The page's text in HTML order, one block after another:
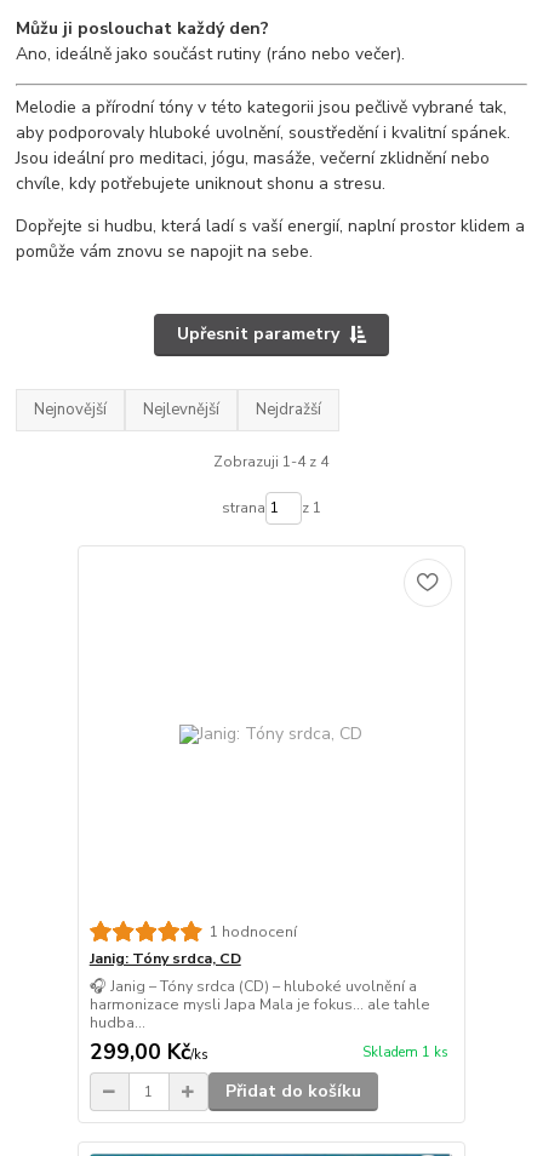
Můžu ji poslouchat každý den?
Ano, ideálně jako součást rutiny (ráno nebo večer).
Melodie a přírodní tóny v této kategorii jsou pečlivě vybrané tak,
aby podporovaly hluboké uvolnění, soustředění i kvalitní spánek.
Jsou ideální pro meditaci, jógu, masáže, večerní zklidnění nebo
chvíle, kdy potřebujete uniknout shonu a stresu.
Dopřejte si hudbu, která ladí s vaší energií, naplní prostor klidem a
pomůže vám znovu se napojit na sebe.
Upřesnit parametry
Nejnovější Nejlevnější Nejdražší
Zobrazuji 1-4 z 4
strana z 1
1 hodnocení
Janig: Tóny srdca, CD
🎧 Janig – Tóny srdca (CD) – hluboké uvolnění a
harmonizace mysli Japa Mala je fokus… ale tahle
hudba...
299,00 Kč/ks Skladem 1 ks
Přidat do košíku